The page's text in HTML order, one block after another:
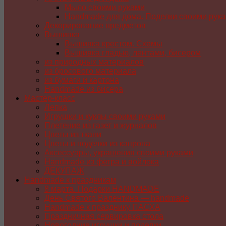
Мыло своими руками
Handmade для дома. Поделки своими
Декорирование предметов
Вышивка
Вышивка крестом. Схемы
Вышивка гладью, лентами, бисером
из природных материалов
из бросового материала
из бумаги и картона
Handmade из бисера
Мастер-класс
Лепка
Игрушки и куклы своими руками
Плетение из газет и журналов
Цветы из ткани
Цветы и поделки из капрона
Аксессуары, украшения своими руками
Handmade из фетра и войлока
ДЕКУПАЖ
Handmade к праздникам
8 марта. Подарки HANDMADE
День Святого Валентина — handmade
Handmade к празднику ПАСХA
Праздничная сервировка стола